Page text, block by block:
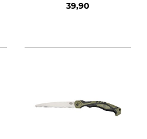
39,90